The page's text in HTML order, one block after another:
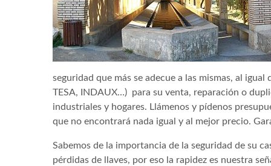
seguridad que más se adecue a las mismas, al
TESA, INDAUX…) para su venta, reparación o
industriales y hogares. Llámenos y pídenos
que no encontrará nada igual y al mejor precio.
Sabemos de la importancia de la seguridad de su
pérdidas de llaves, por eso la rapidez es nuestra